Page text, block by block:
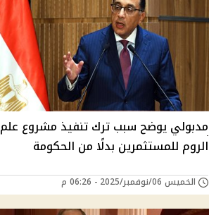
مدبولي يوضح سبب ترك تنفيذ مشروع علم
الروم للمستثمرين بدلًا من الحكومة
الخميس 06/نوفمبر/2025 - 06:26 م